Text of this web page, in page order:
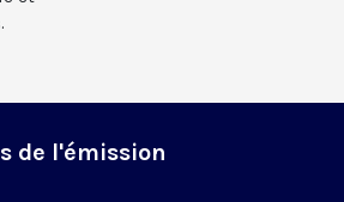
de l'émission